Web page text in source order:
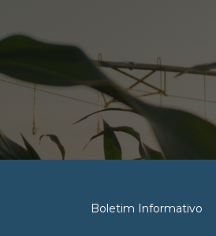
Boletim Informativo